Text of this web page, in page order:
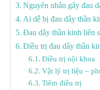
Nguyên nhân gây đau
Ai dễ bị đau dây thần
Đau dây thần kinh liên
Điều trị đau dây thần
Điều trị nội khoa
Vật lý trị liệu –
Tiêm điều trị